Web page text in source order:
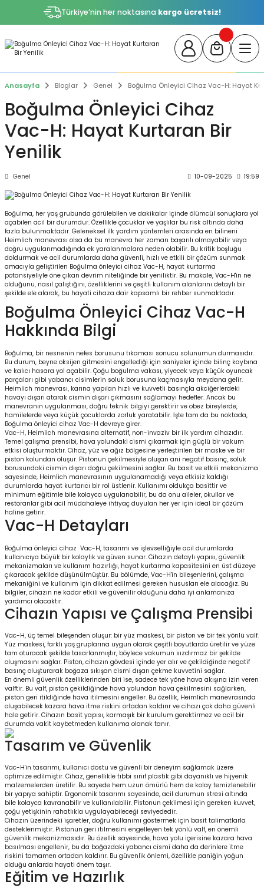
Türkiye’nin her noktasına kargo ücretsiz!
Anasayfa Bloglar Genel Boğulma Önleyici Cihaz Vac-H: Hayat
Boğulma Önleyici Cihaz
Vac-H: Hayat Kurtaran Bir
Yenilik
Genel 10-09-2025 19:59
Boğulma, her yaş grubunda görülebilen ve dakikalar içinde ölümcül sonuçlara yol
açabilen acil bir durumdur. Özellikle çocuklar ve yaşlılar bu risk altında daha
fazla bulunmaktadır. Geleneksel ilk yardım yöntemleri arasında en bilineni
Heimlich manevrası olsa da bu manevra her zaman başarılı olmayabilir veya
doğru uygulanmadığında ek yaralanmalara neden olabilir. Bu kritik boşluğu
doldurmak ve acil durumlarda daha güvenli, hızlı ve etkili bir çözüm sunmak
amacıyla geliştirilen Boğulma önleyici cihaz Vac-H, hayat kurtarma
potansiyeliyle öne çıkan devrim niteliğinde bir yeniliktir. Bu makale, Vac-H'in ne
olduğunu, nasıl çalıştığını, özelliklerini ve çeşitli kullanım alanlarını detaylı bir
şekilde ele alarak, bu hayati cihaza dair kapsamlı bir rehber sunmaktadır.
Boğulma Önleyici Cihaz Vac-H
Hakkında Bilgi
Boğulma, bir nesnenin nefes borusunu tıkaması sonucu solunumun durmasıdır.
Bu durum, beyne oksijen gitmesini engellediği için saniyeler içinde bilinç kaybına
ve kalıcı hasara yol açabilir. Çoğu boğulma vakası, yiyecek veya küçük oyuncak
parçaları gibi yabancı cisimlerin soluk borusuna kaçmasıyla meydana gelir.
Heimlich manevrası, karına yapılan hızlı ve kuvvetli basınçla akciğerlerdeki
havayı dışarı atarak cismin dışarı çıkmasını sağlamayı hedefler. Ancak bu
manevranın uygulanması, doğru teknik bilgiyi gerektirir ve obez bireylerde,
hamilelerde veya küçük çocuklarda zorluk yaratabilir. İşte tam da bu noktada,
Boğulma önleyici cihaz Vac-H devreye girer.
Vac-H, Heimlich manevrasına alternatif, non-invaziv bir ilk yardım cihazıdır.
Temel çalışma prensibi, hava yolundaki cismi çıkarmak için güçlü bir vakum
etkisi oluşturmaktır. Cihaz, yüz ve ağız bölgesine yerleştirilen bir maske ve bir
piston kolundan oluşur. Pistonun çekilmesiyle oluşan ani negatif basınç, soluk
borusundaki cismin dışarı doğru çekilmesini sağlar. Bu basit ve etkili mekanizma
sayesinde, Heimlich manevrasının uygulanamadığı veya etkisiz kaldığı
durumlarda hayat kurtarıcı bir rol üstlenir. Kullanımı oldukça basittir ve
minimum eğitimle bile kolayca uygulanabilir, bu da onu aileler, okullar ve
restoranlar gibi acil müdahaleye ihtiyaç duyulan her yer için ideal bir çözüm
haline getirir.
Vac-H Detayları
Boğulma önleyici cihaz Vac-H, tasarımı ve işlevselliğiyle acil durumlarda
kullanıcıya büyük bir kolaylık ve güven sunar. Cihazın detaylı yapısı, güvenlik
mekanizmaları ve kullanım hazırlığı, hayat kurtarma kapasitesini en üst düzeye
çıkaracak şekilde düşünülmüştür. Bu bölümde, Vac-H'in bileşenlerini, çalışma
mekaniğini ve kullanım için dikkat edilmesi gereken hususları ele alacağız. Bu
bilgiler, cihazın ne kadar etkili ve güvenilir olduğunu daha iyi anlamanıza
yardımcı olacaktır.
Cihazın Yapısı ve Çalışma Prensibi
Vac-H, üç temel bileşenden oluşur: bir yüz maskesi, bir piston ve bir tek yönlü valf.
Yüz maskesi, farklı yaş gruplarına uygun olarak çeşitli boyutlarda üretilir ve yüze
tam oturacak şekilde tasarlanmıştır, böylece vakumun sızdırmaz bir şekilde
oluşmasını sağlar. Piston, cihazın gövdesi içinde yer alır ve çekildiğinde negatif
basınç oluşturarak boğaza sıkışan cismi dışarı çekme kuvvetini sağlar.
En önemli güvenlik özelliklerinden biri ise, sadece tek yöne hava akışına izin veren
valftir. Bu valf, piston çekildiğinde hava yolundan hava çekilmesini sağlarken,
piston geri itildiğinde hava itilmesini engeller. Bu özellik, Heimlich manevrasında
oluşabilecek kazara hava itme riskini ortadan kaldırır ve cihazı çok daha güvenli
hale getirir. Cihazın basit yapısı, karmaşık bir kurulum gerektirmez ve acil bir
durumda vakit kaybetmeden kullanıma olanak tanır.
Tasarım ve Güvenlik
Vac-H'in tasarımı, kullanıcı dostu ve güvenli bir deneyim sağlamak üzere
optimize edilmiştir. Cihaz, genellikle tıbbi sınıf plastik gibi dayanıklı ve hijyenik
malzemelerden üretilir. Bu sayede hem uzun ömürlü hem de kolay temizlenebilir
bir yapıya sahiptir. Ergonomik tasarımı sayesinde, acil durumun stresi altında
bile kolayca kavranabilir ve kullanılabilir. Pistonun çekilmesi için gereken kuvvet,
çoğu yetişkinin rahatlıkla uygulayabileceği seviyededir.
Cihazın üzerindeki işaretler, doğru kullanımı göstermek için basit talimatlarla
desteklenmiştir. Pistonun geri itilmesini engelleyen tek yönlü valf, en önemli
güvenlik mekanizmasıdır. Bu özellik sayesinde, hava yolu içerisine kazara hava
basılması engellenir, bu da boğazdaki yabancı cismi daha da derinlere itme
riskini tamamen ortadan kaldırır. Bu güvenlik önlemi, özellikle paniğin yoğun
olduğu anlarda hayati önem taşır.
Eğitim ve Hazırlık